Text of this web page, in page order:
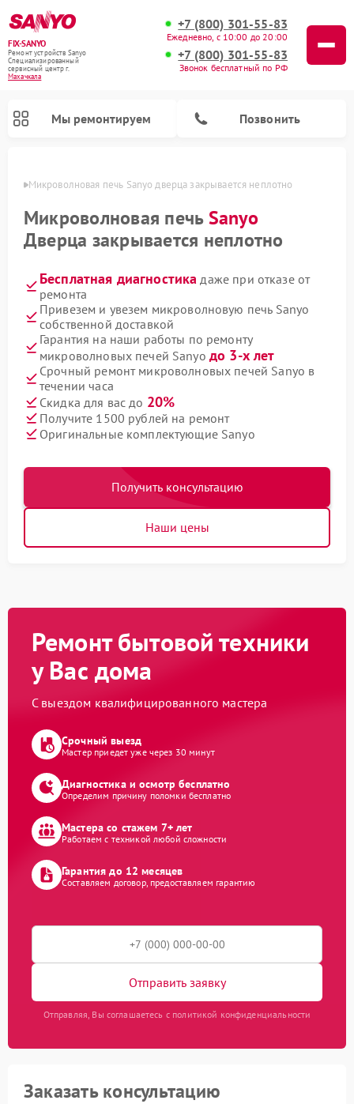
FIX-SANYO
Ремонт устройств Sanyo
Специализированный
cервисный центр г.
Махачкала
+7 (800) 301-55-83
Ежедневно, с 10:00 до 20:00
+7 (800) 301-55-83
Звонок бесплатный по РФ
Мы ремонтируем Позвонить
Микроволновая печь Sanyo дверца закрывается неплотно
Микроволновая печьSanyo
Дверца закрывается неплотно
Бесплатная диагностика даже при отказе от
ремонта
Привезем и увезем микроволновую печь Sanyo
собственной доставкой
Гарантия на наши работы по ремонту
микроволновых печей Sanyo до 3-х лет
Срочный ремонт микроволновых печей Sanyo в
течении часа
Скидка для вас до 20%
Получите 1500 рублей на ремонт
Оригинальные комплектующие Sanyo
Получить консультацию
Наши цены
Ремонт бытовой техники
у Вас дома
С выездом квалифицированного мастера
Срочный выезд
Мастер приедет уже через 30 минут
Диагностика и осмотр бесплатно
Определим причину поломки бесплатно
Мастера со стажем 7+ лет
Работаем с техникой любой сложности
Гарантия до 12 месяцев
Составляем договор, предоставляем гарантию
Отправить заявку
Отправляя, Вы соглашаетесь с политикой конфиденциальности
Заказать консультацию